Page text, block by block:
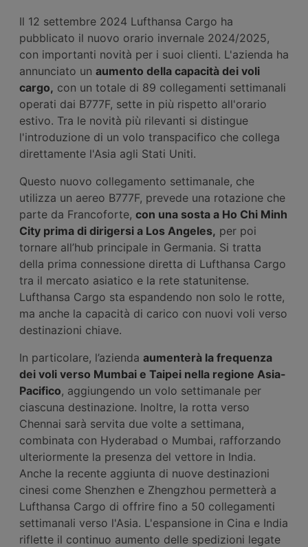
Il 12 settembre 2024 Lufthansa Cargo ha
pubblicato il nuovo orario invernale 2024/2025,
con importanti novità per i suoi clienti. L'azienda ha
annunciato un aumento della capacità dei voli
cargo, con un totale di 89 collegamenti settimanali
operati dai B777F, sette in più rispetto all'orario
estivo. Tra le novità più rilevanti si distingue
l'introduzione di un volo transpacifico che collega
direttamente l'Asia agli Stati Uniti.
Questo nuovo collegamento settimanale, che
utilizza un aereo B777F, prevede una rotazione che
parte da Francoforte, con una sosta a Ho Chi Minh
City prima di dirigersi a Los Angeles, per poi
tornare all’hub principale in Germania. Si tratta
della prima connessione diretta di Lufthansa Cargo
tra il mercato asiatico e la rete statunitense.
Lufthansa Cargo sta espandendo non solo le rotte,
ma anche la capacità di carico con nuovi voli verso
destinazioni chiave.
In particolare, l’azienda aumenterà la frequenza
dei voli verso Mumbai e Taipei nella regione Asia-
Pacifico, aggiungendo un volo settimanale per
ciascuna destinazione. Inoltre, la rotta verso
Chennai sarà servita due volte a settimana,
combinata con Hyderabad o Mumbai, rafforzando
ulteriormente la presenza del vettore in India.
Anche la recente aggiunta di nuove destinazioni
cinesi come Shenzhen e Zhengzhou permetterà a
Lufthansa Cargo di offrire fino a 50 collegamenti
settimanali verso l'Asia. L'espansione in Cina e India
riflette il continuo aumento delle spedizioni legate